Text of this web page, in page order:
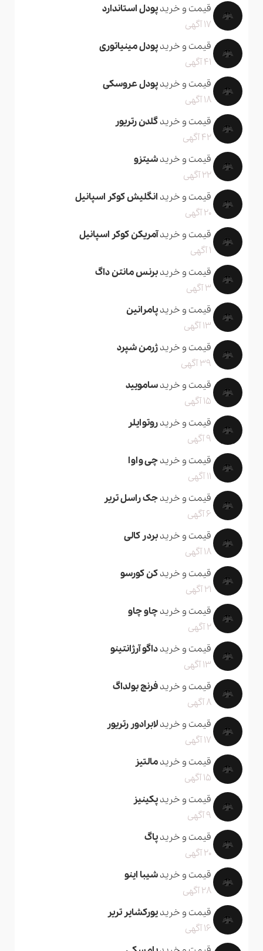
قیمت و خریدپودل استاندارد
17 آگهی
قیمت و خریدپودل مینیاتوری
41 آگهی
قیمت و خریدپودل عروسکی
18 آگهی
قیمت و خریدگلدن رتریور
42 آگهی
قیمت و خریدشیتزو
22 آگهی
قیمت و خرید انگلیش کوکر اسپانیل
20 آگهی
قیمت و خریدآمریکن کوکر اسپانیل
1 آگهی
قیمت و خریدبرنس مانتن داگ
3 آگهی
قیمت و خریدپامرانین
13 آگهی
قیمت و خریدژرمن شپرد
39 آگهی
قیمت و خریدسامویید
15 آگهی
قیمت و خریدروتوایلر
9 آگهی
قیمت و خریدچی واوا
11 آگهی
قیمت و خریدجک راسل تریر
6 آگهی
قیمت و خریدبردر کالی
18 آگهی
قیمت و خریدکن کورسو
21 آگهی
قیمت و خریدچاو چاو
2 آگهی
قیمت و خریدداگو آرژانتینو
13 آگهی
قیمت و خریدفرنچ بولداگ
8 آگهی
قیمت و خریدلابرادور رتریور
17 آگهی
قیمت و خریدمالتیز
15 آگهی
قیمت و خریدپکینیز
9 آگهی
قیمت و خریدپاگ
20 آگهی
قیمت و خریدشیبا اینو
28 آگهی
قیمت و خریدیورکشایر تریر
16 آگهی